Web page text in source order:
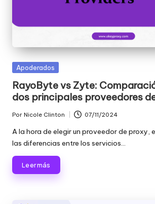
Publicada
Apoderados
RayoByte vs Zyte:
dos principales proveedores
Publicado
por
Por Nicole Clinton 07/11/2024
A la hora de elegir un proveedor de proxy,
las diferencias entre los servicios...
Leer más